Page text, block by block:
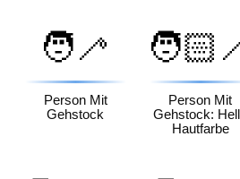
🧑‍🦯
Person Mit
Gehstock
Person Mit
Gehstock:
Hautfarbe